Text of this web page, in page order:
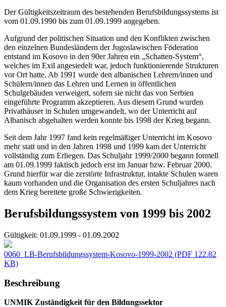
Der Gültigkeitszeitraum des bestehenden Berufsbildungssystems ist
vom 01.09.1990 bis zum 01.09.1999 angegeben.
Aufgrund der politischen Situation und den Konflikten zwischen
den einzelnen Bundesländern der Jugoslawischen Föderation
entstand im Kosovo in den 90er Jahren ein „Schatten-System“,
welches im Exil angesiedelt war, jedoch funktionierende Strukturen
vor Ort hatte. Ab 1991 wurde den albanischen Lehrern/innen und
Schülern/innen das Lehren und Lernen in öffentlichen
Schulgebäuden verweigert, sofern sie nicht das von Serbien
eingeführte Programm akzeptieren. Aus diesem Grund wurden
Privathäuser in Schulen umgewandelt, wo der Unterricht auf
Albanisch abgehalten werden konnte bis 1998 der Krieg begann.
Seit dem Jahr 1997 fand kein regelmäßiger Unterricht im Kosovo
mehr statt und in den Jahren 1998 und 1999 kam der Unterricht
vollständig zum Erliegen. Das Schuljahr 1999/2000 begann formell
am 01.09.1999 faktisch jedoch erst im Januar bzw. Februar 2000.
Grund hierfür war die zerstörte Infrastruktur, intakte Schulen waren
kaum vorhanden und die Organisation des ersten Schuljahres nach
dem Krieg bereitete große Schwierigkeiten.
Berufsbildungssystem von 1999 bis 2002
Gültigkeit: 01.09.1999 - 01.09.2002
0060_LB-Berufsbildungssystem-Kosovo-1999-2002 (PDF 122.82
KB)
Beschreibung
UNMIK Zuständigkeit für den Bildungssektor